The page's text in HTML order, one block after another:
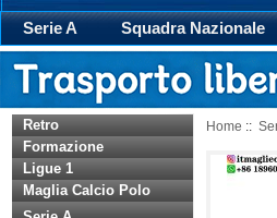
Serie A Squadra Nazionale
Giacca
Rugby trasporto
Retro
Formazione
Ligue 1
Maglia Calcio Polo
Home ::